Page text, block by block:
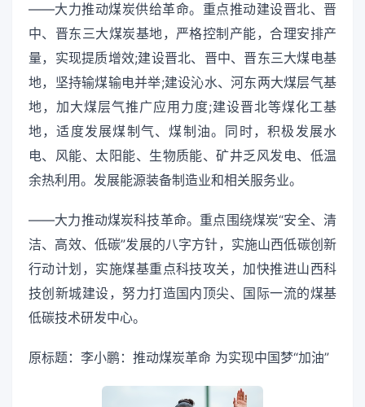
——大力推动煤炭供给革命。重点推动建设晋北、晋
中、晋东三大煤炭基地，严格控制产能，合理安排产
量，实现提质增效;建设晋北、晋中、晋东三大煤电基
地，坚持输煤输电并举;建设沁水、河东两大煤层气基
地，加大煤层气推广应用力度;建设晋北等煤化工基
地，适度发展煤制气、煤制油。同时，积极发展水
电、风能、太阳能、生物质能、矿井乏风发电、低温
余热利用。发展能源装备制造业和相关服务业。
——大力推动煤炭科技革命。重点围绕煤炭“安全、清
洁、高效、低碳”发展的八字方针，实施山西低碳创新
行动计划，实施煤基重点科技攻关，加快推进山西科
技创新城建设，努力打造国内顶尖、国际一流的煤基
低碳技术研发中心。
原标题：李小鹏：推动煤炭革命 为实现中国梦“加油”